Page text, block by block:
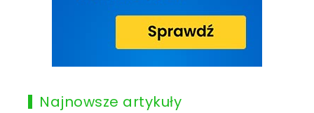
Najnowsze artykuły